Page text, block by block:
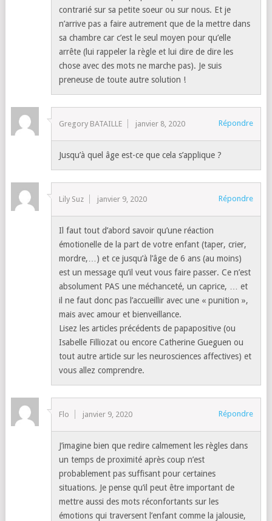
contrarié sur sa petite soeur ou sur nous. Et je
n’arrive pas a faire autrement que de la mettre dans
sa chambre car c’est le seul moyen pour qu’elle
arrête (lui rappeler la règle et lui dire de dire les
chose avec des mots ne marche pas). Je suis
preneuse de toute autre solution !
Gregory BATAILLE janvier 8, 2020 Répondre
Jusqu’à quel âge est-ce que cela s’applique ?
Lily Suz janvier 9, 2020 Répondre
Il faut tout d’abord savoir qu’une réaction
émotionelle de la part de votre enfant (taper, crier,
mordre,…) et ce jusqu’à l’âge de 6 ans (au moins)
est un message qu’il veut vous faire passer. Ce n’est
absolument PAS une méchanceté, un caprice, … et
il ne faut donc pas l’accueillir avec une « punition »,
mais avec amour et bienveillance.
Lisez les articles précédents de papapositive (ou
Isabelle Filliozat ou encore Catherine Gueguen ou
tout autre article sur les neurosciences affectives) et
vous allez comprendre.
Flo janvier 9, 2020 Répondre
J’imagine bien que redire calmement les règles dans
un temps de proximité après coup n’est
probablement pas suffisant pour certaines
situations. Je pense qu’il peut être important de
mettre aussi des mots réconfortants sur les
émotions qui traversent l’enfant comme la jalousie,